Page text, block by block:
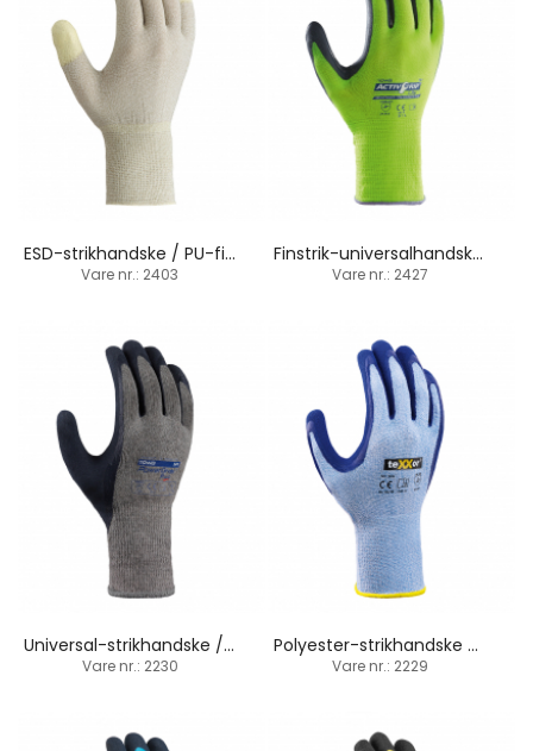
ESD-strikhandske / PU-fingerspidsbelægning
Vare nr.: 2403
Finstrik-universalhandske / latex-håndfladebelægning
Vare nr.: 2427
Universal-strikhandske / latex-håndfladebelægning
Vare nr.: 2230
Polyester-strikhandske / sand-latexbelægning
Vare nr.: 2229